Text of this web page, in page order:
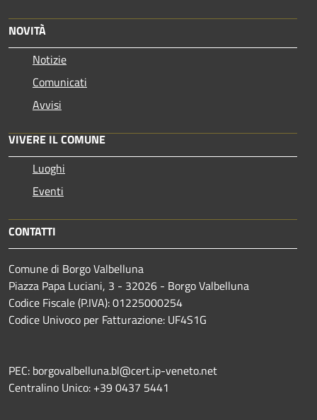
NOVITÀ
Notizie
Comunicati
Avvisi
VIVERE IL COMUNE
Luoghi
Eventi
CONTATTI
Comune di Borgo Valbelluna
Piazza Papa Luciani, 3 - 32026 - Borgo Valbelluna
Codice Fiscale (P.IVA): 01225000254
Codice Univoco per Fatturazione: UF4S1G
PEC: borgovalbelluna.bl@cert.ip-veneto.net
Centralino Unico: +39 0437 5441